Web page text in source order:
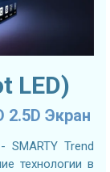
LED)
2.5D Экран
SMARTY Trend
технологии в